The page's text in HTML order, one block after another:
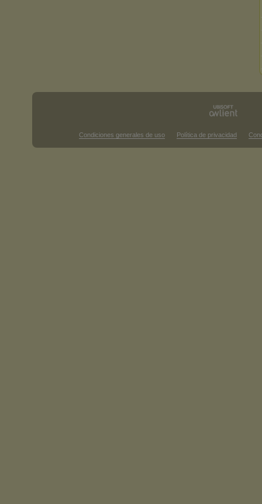
Condiciones generales de uso Política de privacidad